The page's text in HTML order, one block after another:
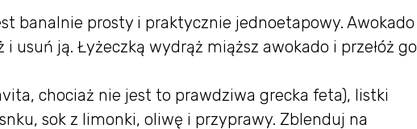
banalnie prosty i praktycznie jednoetapowy. Awokado
usuń ją. Łyżeczką wydrąż miąższ awokado i przełóż go
chociaż nie jest to prawdziwa grecka feta), listki
sok z limonki, oliwę i przyprawy. Zblenduj na